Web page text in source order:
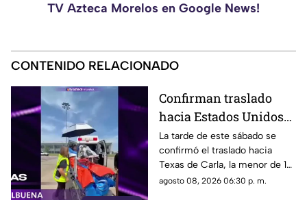
TV Azteca Morelos en Google News!
CONTENIDO RELACIONADO
Confirman traslado
hacia Estados Unidos
de menor que sufrió
quemadura en la
explosión de gas LP en
Cuernavaca
La tarde de este sábado se
confirmó el traslado hacia
Texas de Carla, la menor de 15
años que resultó gravemente
agosto 08, 2026 06:30 p. m.